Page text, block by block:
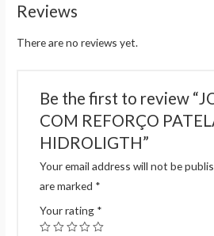
Reviews
There are no reviews yet.
Be the first to review
COM REFORÇO
HIDROLIGTH”
Your email address will not be
are marked *
Your rating *